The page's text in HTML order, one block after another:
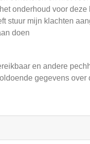
onderhoud voor
stuur mijn klachten
doen
en andere
gegevens